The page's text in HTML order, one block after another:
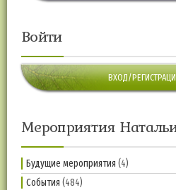
Войти
ВХОД/
Мероприятия
Будущие мероприятия (4)
События (484)